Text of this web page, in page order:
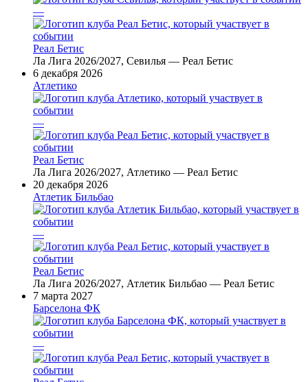
—
Реал Бетис
Ла Лига 2026/2027, Севилья — Реал Бетис
6 декабря 2026
Атлетико
—
Реал Бетис
Ла Лига 2026/2027, Атлетико — Реал Бетис
20 декабря 2026
Атлетик Бильбао
—
Реал Бетис
Ла Лига 2026/2027, Атлетик Бильбао — Реал Бетис
7 марта 2027
Барселона ФК
—